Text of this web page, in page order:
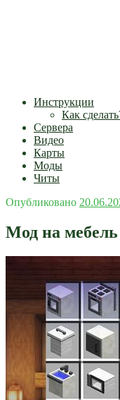
Инструкции
Как
Сервера
Видео
Карты
Моды
Читы
Опубликовано
Мод на